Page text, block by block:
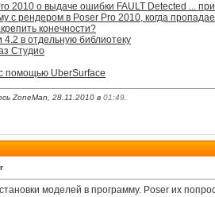
2010 о выдаче ошибки FAULT Detected ... при
с рендером в Poser Pro 2010, когда
конечности?
4.2 в отдельную библиотеку
Студио
помощью UberSurface
ZoneMan, 28.11.2010 в 01:49
моделей в программу. Poser их